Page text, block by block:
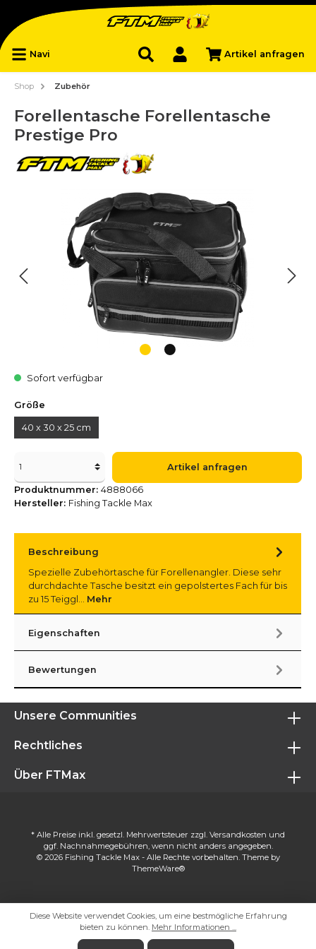
Navi Artikel anfragen
Shop Zubehör
Forellentasche Forellentasche
Prestige Pro
Sofort verfügbar
Größe
40 x 30 x 25 cm
Artikel anfragen
Produktnummer: 4888066
Hersteller: Fishing Tackle Max
Beschreibung
Spezielle Zubehörtasche für Forellenangler. Diese sehr
durchdachte Tasche besitzt ein gepolstertes Fach für bis
zu 15 Teiggl… Mehr
Eigenschaften
Bewertungen
Unsere Communities
Rechtliches
Über FTMax
* Alle Preise inkl. gesetzl. Mehrwertsteuer zzgl. Versandkosten und
ggf. Nachnahmegebühren, wenn nicht anders angegeben.
© 2026 Fishing Tackle Max - Alle Rechte vorbehalten. Theme by
ThemeWare®
Diese Website verwendet Cookies, um eine bestmögliche Erfahrung
bieten zu können. Mehr Informationen ...